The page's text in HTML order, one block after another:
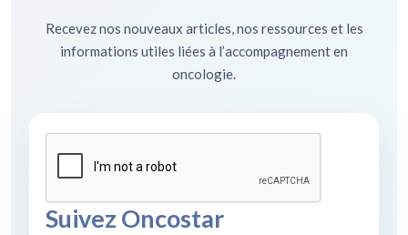
Recevez nos nouveaux articles, nos ressources et les
informations utiles liées à l’accompagnement en
oncologie.
Suivez Oncostar